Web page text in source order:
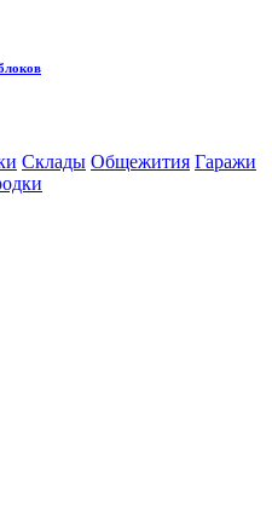
Склады Общежития Гаражи